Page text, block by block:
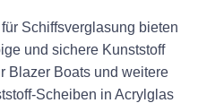
Schiffsverglasung bieten
und sichere Kunststoff
Blazer Boats und weitere
Scheiben in Acrylglas